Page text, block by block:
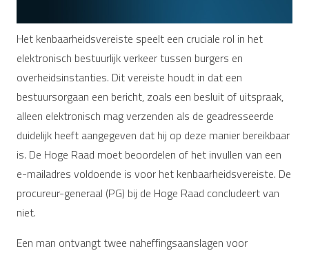
Het kenbaarheidsvereiste speelt een cruciale rol in het
elektronisch bestuurlijk verkeer tussen burgers en
overheidsinstanties. Dit vereiste houdt in dat een
bestuursorgaan een bericht, zoals een besluit of uitspraak,
alleen elektronisch mag verzenden als de geadresseerde
duidelijk heeft aangegeven dat hij op deze manier bereikbaar
is. De Hoge Raad moet beoordelen of het invullen van een
e-mailadres voldoende is voor het kenbaarheidsvereiste. De
procureur-generaal (PG) bij de Hoge Raad concludeert van
niet.
Een man ontvangt twee naheffingsaanslagen voor